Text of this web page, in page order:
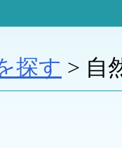
探す > 自